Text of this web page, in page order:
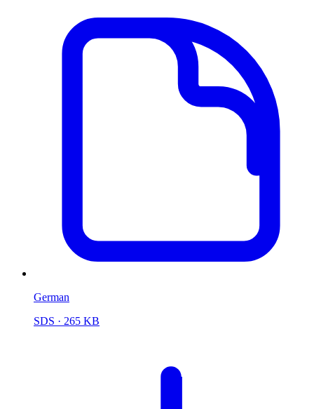
German
SDS · 265 KB